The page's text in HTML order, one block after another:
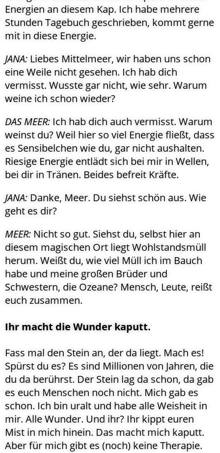
Energien an diesem Kap. Ich habe mehrere
Stunden Tagebuch geschrieben, kommt gerne
mit in diese Energie.
JANA: Liebes Mittelmeer, wir haben uns schon
eine Weile nicht gesehen. Ich hab dich
vermisst. Wusste gar nicht, wie sehr. Warum
weine ich schon wieder?
DAS MEER: Ich hab dich auch vermisst. Warum
weinst du? Weil hier so viel Energie fließt, dass
es Sensibelchen wie du, gar nicht aushalten.
Riesige Energie entlädt sich bei mir in Wellen,
bei dir in Tränen. Beides befreit Kräfte.
JANA: Danke, Meer. Du siehst schön aus. Wie
geht es dir?
MEER: Nicht so gut. Siehst du, selbst hier an
diesem magischen Ort liegt Wohlstandsmüll
herum. Weißt du, wie viel Müll ich im Bauch
habe und meine großen Brüder und
Schwestern, die Ozeane? Mensch, Leute, reißt
euch zusammen.
Ihr macht die Wunder kaputt.
Fass mal den Stein an, der da liegt. Mach es!
Spürst du es? Es sind Millionen von Jahren, die
du da berührst. Der Stein lag da schon, da gab
es euch Menschen noch nicht. Mich gab es
schon. Ich bin uralt und habe alle Weisheit in
mir. Alle Wunder. Und ihr? Ihr kippt euren
Mist in mich hinein. Das macht mich kaputt.
Aber für mich gibt es (noch) keine Therapie.